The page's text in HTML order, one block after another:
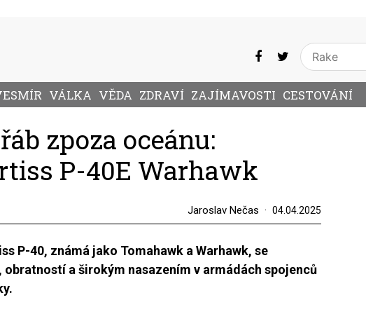
VÁLKA VĚDA ZDRAVÍ ZAJÍMAVOSTI CESTOVÁNÍ
zpoza oceánu:
P-40E Warhawk
Jaroslav Nečas 04.04.2025
P-40, známá jako Tomahawk a Warhawk, se
a širokým nasazením v armádách spojenců